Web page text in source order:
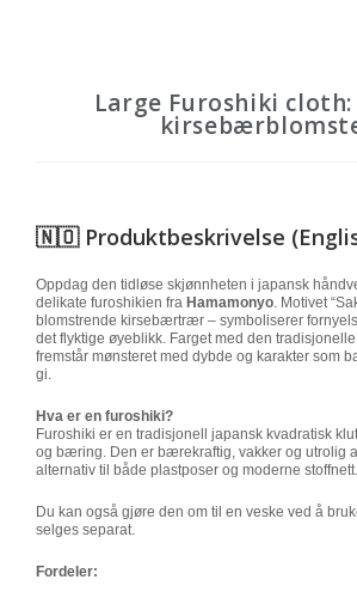
Large Furoshiki cloth:
🇳🇴 Produktbeskrivelse
Oppdag den tidløse skjønnheten i japansk
delikate furoshikien fra Hamamonyo. Motivet
blomstrende kirsebærtrær – symboliserer
det flyktige øyeblikk. Farget med den tradisjonelle
fremstår mønsteret med dybde og karakter som
gi.
Hva er en furoshiki?
Furoshiki er en tradisjonell japansk kvadratisk
og bæring. Den er bærekraftig, vakker og utrolig
alternativ til både plastposer og moderne stoffnett.
Du kan også gjøre den om til en veske ved å
selges separat.
Fordeler: